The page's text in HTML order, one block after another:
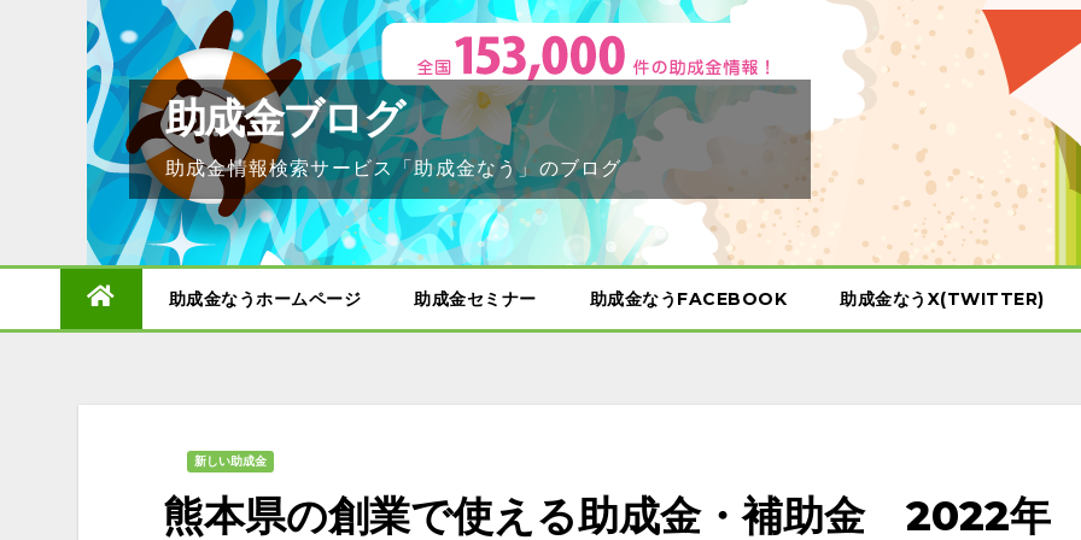
助成金ブログ
助成金情報検索サービス「助成金なう」のブログ
助成金なうホームページ 助成金セミナー 助成金なうFACEBOOK 助成金なうX(TWITTER)
新しい助成金
熊本県の創業で使える助成金・補助金 2022年